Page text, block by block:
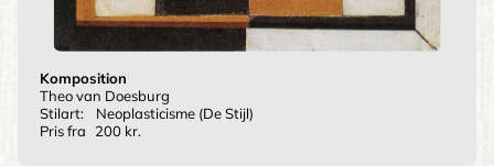
Komposition
Theo van Doesburg
Stilart:
Neoplasticisme (De Stijl)
Pris fra
200 kr.